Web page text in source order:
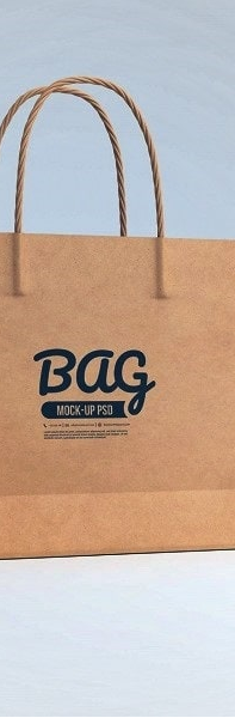
livestream Tiktok
nuôi nick Instagram.